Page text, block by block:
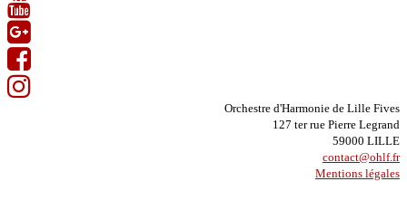
Orchestre d'Harmonie de Lille Fives
127 ter rue Pierre Legrand
59000 LILLE
contact@ohlf.fr
Mentions légales